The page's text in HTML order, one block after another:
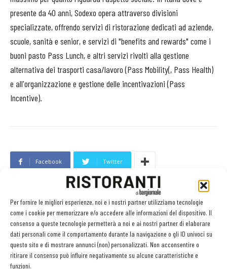
Per fornire le migliori esperienze, noi e i nostri partner utilizziamo tecnologie
come i cookie per memorizzare e/o accedere alle informazioni del dispositivo. Il
consenso a queste tecnologie permetterà a noi e ai nostri partner di elaborare
dati personali come il comportamento durante la navigazione o gli ID univoci su
questo sito e di mostrare annunci (non) personalizzati. Non acconsentire o
ritirare il consenso può influire negativamente su alcune caratteristiche e
funzioni.
presente da 40 anni, Sodexo opera attraverso divisioni
specializzate, offrendo servizi di ristorazione dedicati ad aziende,
scuole, sanità e senior, e servizi di "benefits and rewards" come i
buoni pasto Pass Lunch, e altri servizi rivolti alla gestione
alternativa dei trasporti casa/lavoro (Pass Mobility(, Pass Health)
e all'organizzazione e gestione delle incentivazioni (Pass
Incentive).
Facebook Twitter
LEGGI ANCHE
contenuto sponsorizzato
Sogemi rafforza i servizi per la ristorazione: orario
esteso e tessera gratuita per i professionisti